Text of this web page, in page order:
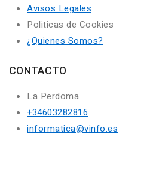
Avisos Legales
Politicas de Cookies
¿Quienes Somos?
CONTACTO
La Perdoma
+34603282816
informatica@vinfo.es